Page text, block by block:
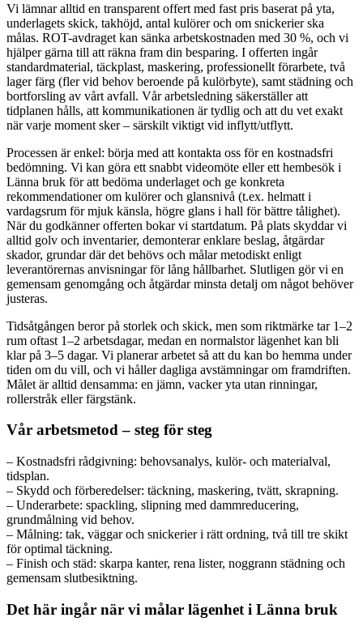
Vi lämnar alltid en transparent offert med fast pris baserat på yta,
underlagets skick, takhöjd, antal kulörer och om snickerier ska
målas. ROT-avdraget kan sänka arbetskostnaden med 30 %, och vi
hjälper gärna till att räkna fram din besparing. I offerten ingår
standardmaterial, täckplast, maskering, professionellt förarbete, två
lager färg (fler vid behov beroende på kulörbyte), samt städning och
bortforsling av vårt avfall. Vår arbetsledning säkerställer att
tidplanen hålls, att kommunikationen är tydlig och att du vet exakt
när varje moment sker – särskilt viktigt vid inflytt/utflytt.
Processen är enkel: börja med att kontakta oss för en kostnadsfri
bedömning. Vi kan göra ett snabbt videomöte eller ett hembesök i
Länna bruk för att bedöma underlaget och ge konkreta
rekommendationer om kulörer och glansnivå (t.ex. helmatt i
vardagsrum för mjuk känsla, högre glans i hall för bättre tålighet).
När du godkänner offerten bokar vi startdatum. På plats skyddar vi
alltid golv och inventarier, demonterar enklare beslag, åtgärdar
skador, grundar där det behövs och målar metodiskt enligt
leverantörernas anvisningar för lång hållbarhet. Slutligen gör vi en
gemensam genomgång och åtgärdar minsta detalj om något behöver
justeras.
Tidsåtgången beror på storlek och skick, men som riktmärke tar 1–2
rum oftast 1–2 arbetsdagar, medan en normalstor lägenhet kan bli
klar på 3–5 dagar. Vi planerar arbetet så att du kan bo hemma under
tiden om du vill, och vi håller dagliga avstämningar om framdriften.
Målet är alltid densamma: en jämn, vacker yta utan rinningar,
rollerstråk eller färgstänk.
Vår arbetsmetod – steg för steg
– Kostnadsfri rådgivning: behovsanalys, kulör- och materialval,
tidsplan.
– Skydd och förberedelser: täckning, maskering, tvätt, skrapning.
– Underarbete: spackling, slipning med dammreducering,
grundmålning vid behov.
– Målning: tak, väggar och snickerier i rätt ordning, två till tre skikt
för optimal täckning.
– Finish och städ: skarpa kanter, rena lister, noggrann städning och
gemensam slutbesiktning.
Det här ingår när vi målar lägenhet i Länna bruk